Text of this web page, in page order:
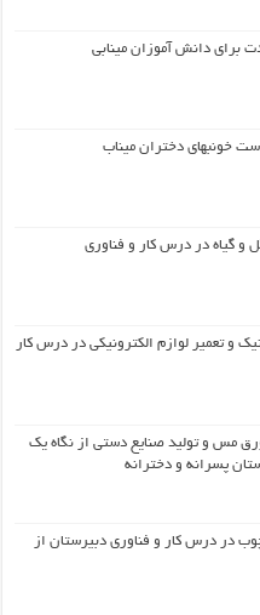
برای دانش آموزان مینابی
خونبهای دختران میناب
و گیاه در درس کار و فناوری
و تعمیر لوازم الکترونیکی در درس کار
مس و تولید صنایع دستی از نگاه یک
پسرانه و دخترانه
در درس کار و فناوری دبیرستان از